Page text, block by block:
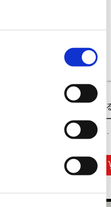
ー6 リーフェンの
6...